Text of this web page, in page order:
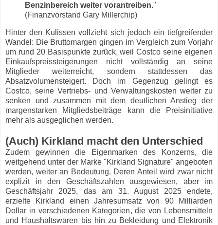
Benzinbereich weiter vorantreiben."
(Finanzvorstand Gary Millerchip)
Hinter den Kulissen vollzieht sich jedoch ein tiefgreifender
Wandel: Die Bruttomargen gingen im Vergleich zum Vorjahr
um rund 20 Basispunkte zurück, weil Costco seine eigenen
Einkaufspreissteigerungen nicht vollständig an seine
Mitglieder weiterreicht, sondern stattdessen das
Absatzvolumensteigert. Doch im Gegenzug gelingt es
Costco, seine Vertriebs- und Verwaltungskosten weiter zu
senken und zusammen mit dem deutlichen Anstieg der
margenstarken Mitgliedsbeiträge kann die Preisinitiative
mehr als ausgeglichen werden.
(Auch) Kirkland macht den Unterschied
Zudem gewinnen die Eigenmarken des Konzerns, die
weitgehend unter der Marke "Kirkland Signature" angeboten
werden, weiter an Bedeutung. Deren Anteil wird zwar nicht
explizit in den Geschäftszahlen ausgewiesen, aber im
Geschäftsjahr 2025, das am 31. August 2025 endete,
erzielte Kirkland einen Jahresumsatz von 90 Milliarden
Dollar in verschiedenen Kategorien, die von Lebensmitteln
und Haushaltswaren bis hin zu Bekleidung und Elektronik